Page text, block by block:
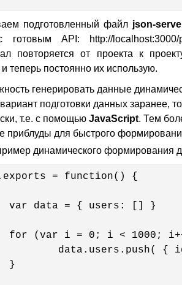
подготовленный файл json-
готовым API: http://localhost:3000/
повторяется от проекта к
и теперь постоянно их использую.
генерировать данные
подготовки данных заранее,
т.е. с помощью JavaScript. Тем
приблуды для быстрого
динамического формирования
= function() {